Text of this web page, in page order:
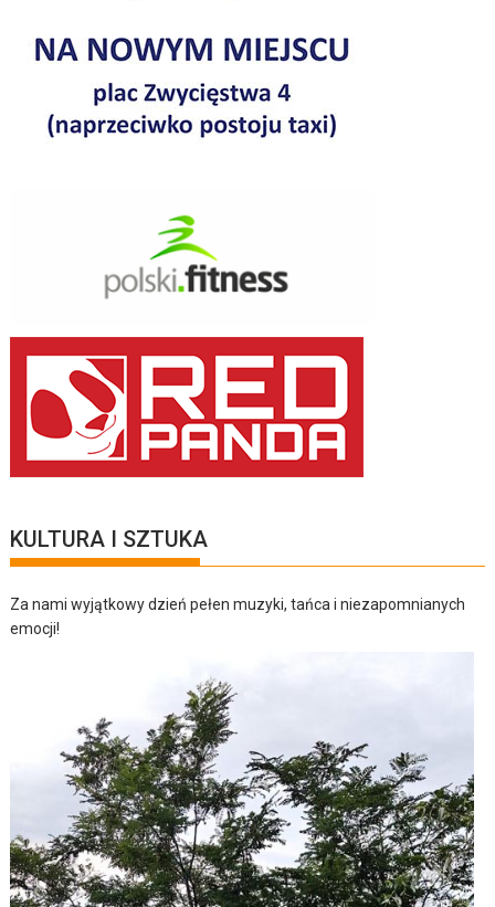
KULTURA I SZTUKA
Za nami wyjątkowy dzień pełen muzyki, tańca i niezapomnianych
emocji!